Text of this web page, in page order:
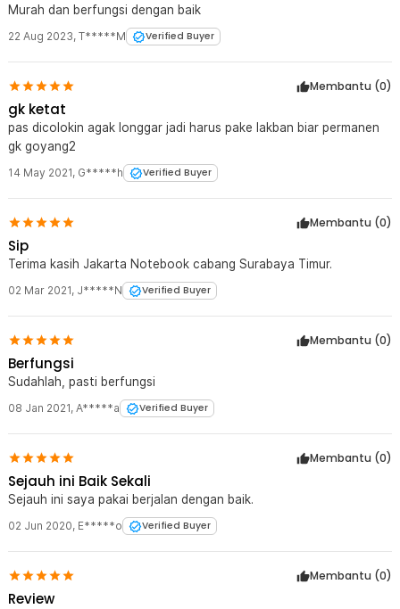
Murah dan berfungsi dengan baik
22 Aug 2023, T*****M Verified Buyer
Membantu (0)
gk ketat
pas dicolokin agak longgar jadi harus pake lakban biar permanen
gk goyang2
14 May 2021, G*****h Verified Buyer
Membantu (0)
Sip
Terima kasih Jakarta Notebook cabang Surabaya Timur.
02 Mar 2021, J*****N Verified Buyer
Membantu (0)
Berfungsi
Sudahlah, pasti berfungsi
08 Jan 2021, A*****a Verified Buyer
Membantu (0)
Sejauh ini Baik Sekali
Sejauh ini saya pakai berjalan dengan baik.
02 Jun 2020, E*****o Verified Buyer
Membantu (0)
Review